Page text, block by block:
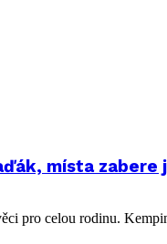
místa
pro celou rodinu.